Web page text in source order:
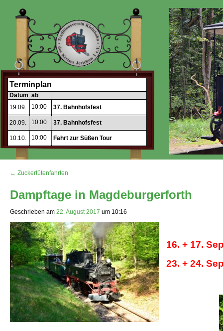
Terminplan
Datum ab
19.09.
10:00 37. Bahnhofsfest
20.09. 10:00 37. Bahnhofsfest
10.10. 10:00 Fahrt zur Süßen Tour
← Zuckertütenfahrten
Dampftage in Magdeburgerforth
Geschrieben am 22. August 2017 um 10:16
16. + 17.
23. + 24.